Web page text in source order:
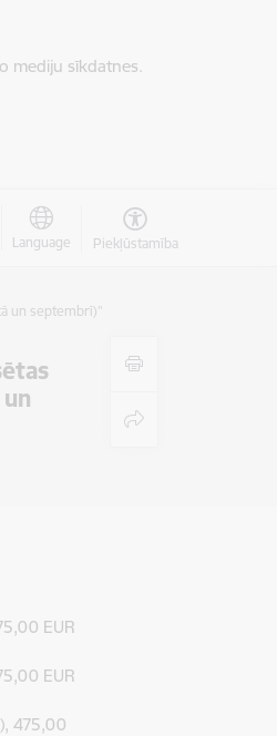
mediju sīkdatnes.
Language Piekļūstamība
un septembrī)”
EUR
EUR
475,00